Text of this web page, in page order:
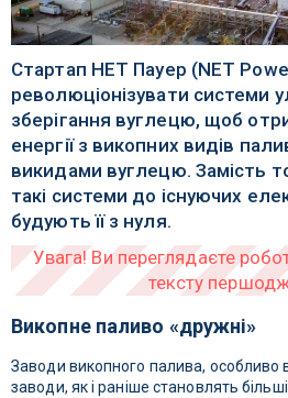
Стартап НЕТ Пауер (NET
революціонізувати системи
зберігання вуглецю, щоб
енергії з викопних видів
викидами вуглецю. Замість
такі системи до існуючих
будують її з нуля.
Викопне паливо «дружні»
Заводи викопного палива, особливо
заводи, як і раніше становлять